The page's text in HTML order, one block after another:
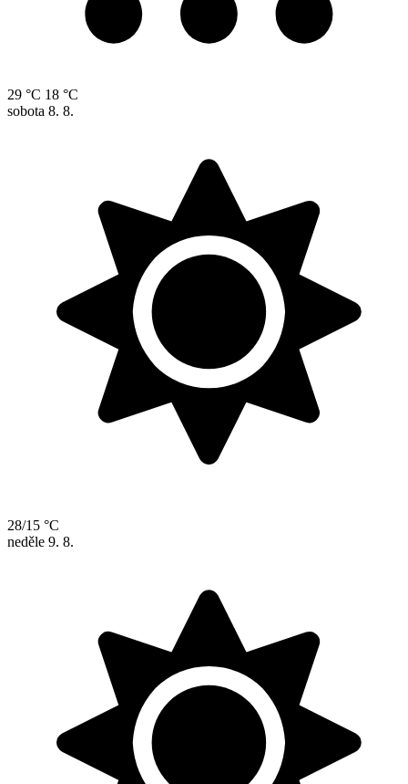
29 °C 18 °C
sobota 8. 8.
28/15 °C
neděle 9. 8.